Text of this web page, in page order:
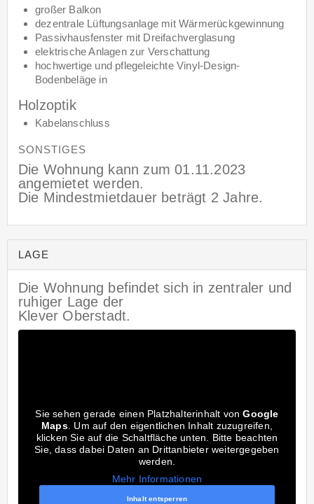
großer Balkon
dezentrale Lüftungsanlage mit Wärmerückgewinnung
Passivhausfenster mit Dreifachverglasung
elektrische Anlagen zur Verschattung
hochwertige und pflegeleichte Vinyl-Design-
Bodenbeläge in
Holzoptik
Kabelanschluss
SONSTIGES
Die Wohnung kann zum 01.11.2023
angemietet werden.
Die Mindestmietdauer beträgt 2 Jahre.
LAGE
Die Wohnung befindet sich in zentraler und
ruhiger Lage der
Klever Oberstadt.
Sie sehen gerade einen Platzhalterinhalt vonGoogle
Maps. Um auf den eigentlichen Inhalt zuzugreifen,
klicken Sie auf die Schaltfläche unten. Bitte beachten
Sie, dass dabei Daten an Drittanbieter weitergegeben
werden.
Mehr Informationen
Inhalt entsperren